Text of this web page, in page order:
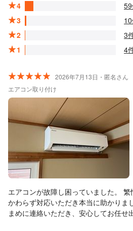
4
3
2
3
1
4
2026年7月13日・匿名さん
エアコン取り付け
エアコンが故障し困っていました。
かわらず対応いただき本当に助かりま
まめに連絡いただき、安心してお任せ
丁寧で、費用も見積り金額から追加